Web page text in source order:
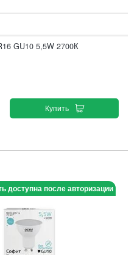
GU10 5,5W 2700К
Купить
доступна после авторизации